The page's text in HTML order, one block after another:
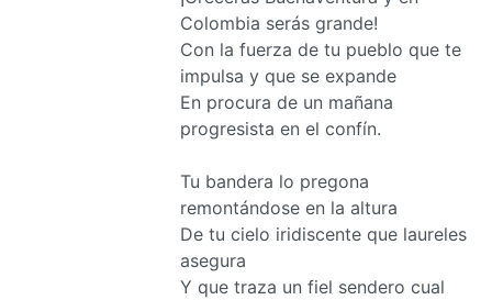
Colombia serás grande!
Con la fuerza de tu pueblo que te
impulsa y que se expande
En procura de un mañana
progresista en el confín.
Tu bandera lo pregona
remontándose en la altura
De tu cielo iridiscente que laureles
asegura
Y que traza un fiel sendero cual